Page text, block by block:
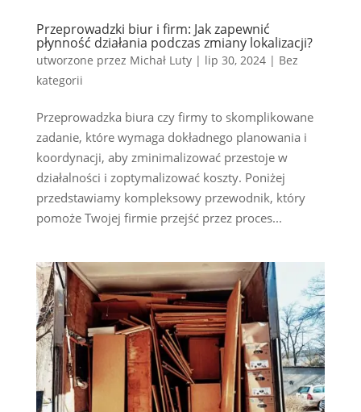
Przeprowadzki biur i firm: Jak zapewnić
płynność działania podczas zmiany lokalizacji?
utworzone przez Michał Luty| lip 30, 2024| Bez
kategorii
Przeprowadzka biura czy firmy to skomplikowane
zadanie, które wymaga dokładnego planowania i
koordynacji, aby zminimalizować przestoje w
działalności i zoptymalizować koszty. Poniżej
przedstawiamy kompleksowy przewodnik, który
pomoże Twojej firmie przejść przez proces...